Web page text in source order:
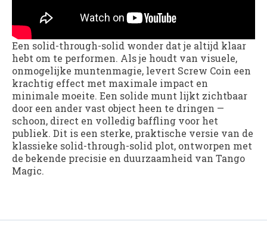
Een solid-through-solid wonder dat je altijd klaar
hebt om te performen. Als je houdt van visuele,
onmogelijke muntenmagie, levert Screw Coin een
krachtig effect met maximale impact en
minimale moeite. Een solide munt lijkt zichtbaar
door een ander vast object heen te dringen —
schoon, direct en volledig baffling voor het
publiek. Dit is een sterke, praktische versie van de
klassieke solid-through-solid plot, ontworpen met
de bekende precisie en duurzaamheid van Tango
Magic.